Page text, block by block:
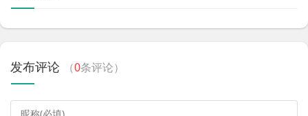
发布评论 （0条评论）